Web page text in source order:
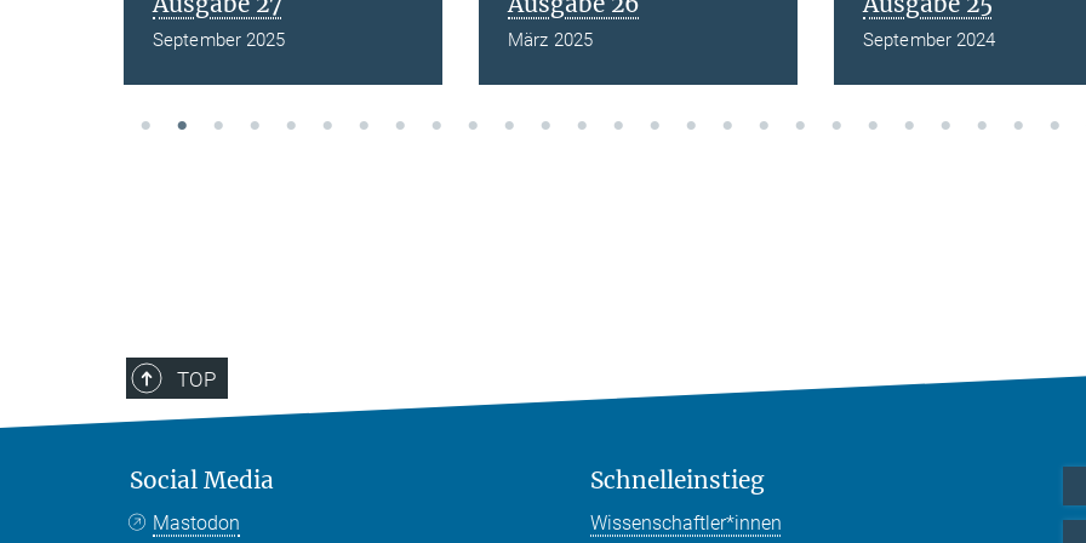
September 2025 März 2025 September 2024
TOP
Social Media
Mastodon
Schnelleinstieg
Wissenschaftler*innen